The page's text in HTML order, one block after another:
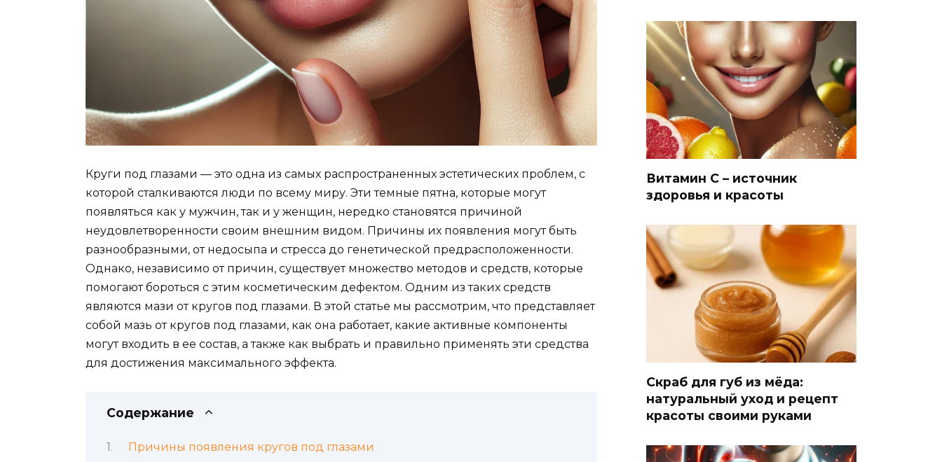
Круги под глазами — это одна из самых распространенных эстетических проблем, с
которой сталкиваются люди по всему миру. Эти темные пятна, которые могут
появляться как у мужчин, так и у женщин, нередко становятся причиной
неудовлетворенности своим внешним видом. Причины их появления могут быть
разнообразными, от недосыпа и стресса до генетической предрасположенности.
Однако, независимо от причин, существует множество методов и средств, которые
помогают бороться с этим косметическим дефектом. Одним из таких средств
являются мази от кругов под глазами. В этой статье мы рассмотрим, что представляет
собой мазь от кругов под глазами, как она работает, какие активные компоненты
могут входить в ее состав, а также как выбрать и правильно применять эти средства
для достижения максимального эффекта.
Содержание
Причины появления кругов под глазами
Витамин С – источник
здоровья и красоты
Скраб для губ из мёда:
натуральный уход и рецепт
красоты своими руками